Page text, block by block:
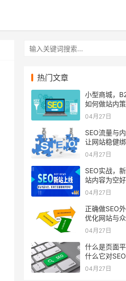
热门文章
小型商城，
如何做站内策
04月27日
SEO流量与
让网站稳健
04月27日
SEO实战，
站内容为空好
04月27日
正确做SEO
优化网站与
04月27日
什么是页面
什么它对
04月27日